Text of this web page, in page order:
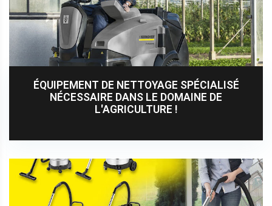
ÉQUIPEMENT DE NETTOYAGE SPÉCIALISÉ
NÉCESSAIRE DANS LE DOMAINE DE
L'AGRICULTURE !